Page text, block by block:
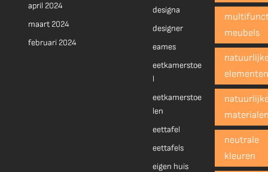
april 2024
maart 2024
februari 2024
designa
designer
eames
eetkamerstoe
l
eetkamerstoe
len
eettafel
eettafels
eigen huis
meubels
neutrale
kleuren